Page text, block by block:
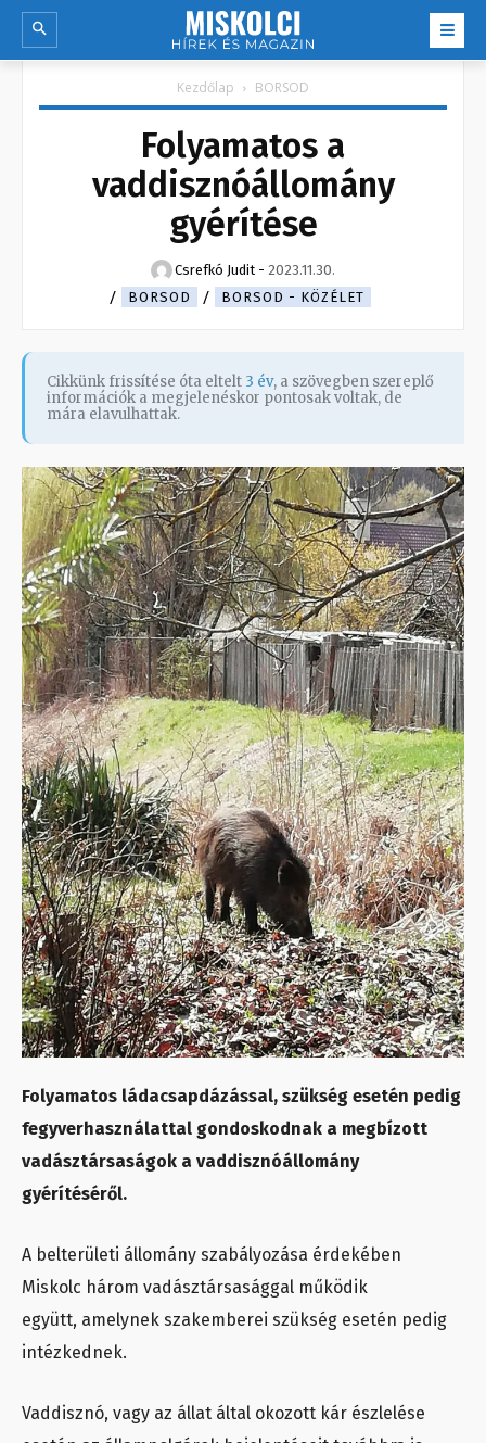
Kezdőlap BORSOD
Folyamatos a
vaddisznóállomány
gyérítése
Csrefkó Judit - 2023.11.30.
BORSOD
BORSOD - KÖZÉLET
Cikkünk frissítése óta eltelt 3 év, a szövegben szereplő
információk a megjelenéskor pontosak voltak, de
mára elavulhattak.
Folyamatos ládacsapdázással, szükség esetén pedig
fegyverhasználattal gondoskodnak a megbízott
vadásztársaságok a vaddisznóállomány
gyérítéséről.
A belterületi állomány szabályozása érdekében
Miskolc három vadásztársasággal működik
együtt, amelynek szakemberei szükség esetén pedig
intézkednek.
Vaddisznó, vagy az állat által okozott kár észlelése